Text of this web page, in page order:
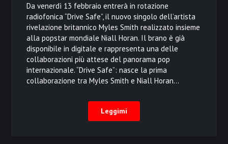
Da venerdì 13 febbraio entrerà in rotazione
radiofonica “Drive Safe”, il nuovo singolo dell’artista
rivelazione britannico Myles Smith realizzato insieme
alla popstar mondiale Niall Horan. Il brano è già
disponibile in digitale e rappresenta una delle
collaborazioni più attese del panorama pop
internazionale. “Drive Safe”: nasce la prima
collaborazione tra Myles Smith e Niall Horan…
Leggimi